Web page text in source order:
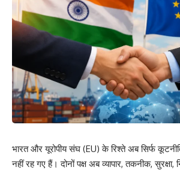
भारत और यूरोपीय संघ (EU) के रिश्ते अब सिर्फ
नहीं रह गए हैं। दोनों पक्ष अब व्यापार, तकनीक,